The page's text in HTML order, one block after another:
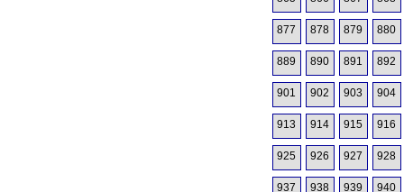
877 878 879 880
889 890 891 892
901 902 903 904
913 914 915 916
925 926 927 928
937 938 939 940